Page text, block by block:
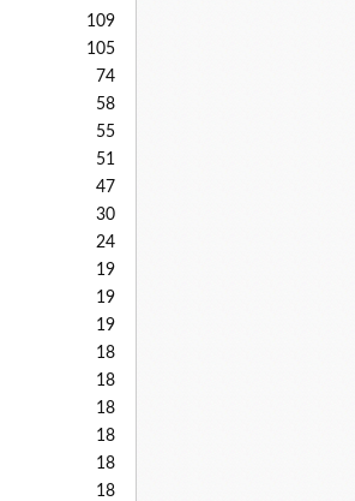
109
105
74
58
55
51
47
30
24
19
19
19
18
18
18
18
18
18